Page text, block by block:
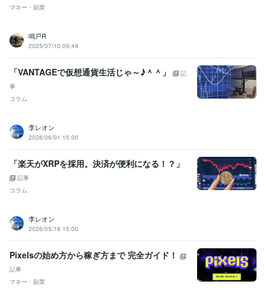
マネー・副業
鳴戸R
2025/07/10 09:49
「VANTAGEで仮想通貨生活じゃ～♪＾＾」
記
事
コラム
李レオン
2026/06/01 15:00
「楽天がXRPを採用。決済が便利になる！？」
記事
コラム
李レオン
2026/05/18 15:00
Pixelsの始め方から稼ぎ方まで 完全ガイド！
記事
マネー・副業